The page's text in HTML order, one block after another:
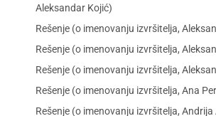
Aleksandar Kojić)
Rešenje (o imenovanju izvršitelja,
Rešenje (o imenovanju izvršitelja,
Rešenje (o imenovanju izvršitelja,
Rešenje (o imenovanju izvršitelja, Ana
Rešenje (o imenovanju izvršitelja, Andrija